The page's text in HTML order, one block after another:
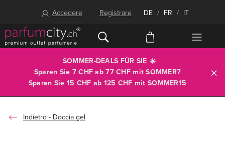
Accedere Registrare DE / FR / IT
SOMMER-DEALS FÜR SIE ☀️
Sparen Sie 7 CHF ab 77 CHF mitSOMMER7
Sparen Sie 15 CHF ab 125 CHF mit SOMMER15
Doccia gel